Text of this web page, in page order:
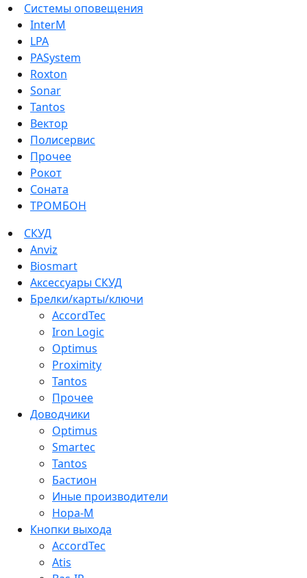
Системы оповещения
InterM
LPA
PASystem
Roxton
Sonar
Tantos
Вектор
Полисервис
Прочее
Рокот
Соната
ТРОМБОН
СКУД
Anviz
Biosmart
Аксессуары СКУД
Брелки/карты/ключи
AccordTec
Iron Logic
Optimus
Proximity
Tantos
Прочее
Доводчики
Optimus
Smartec
Tantos
Бастион
Иные производители
Нора-М
Кнопки выхода
AccordTec
Atis